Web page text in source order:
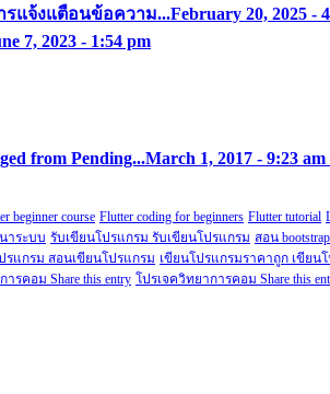
รแจ้งแตือนข้อความ...February 20, 2025 -
7, 2023 - 1:54 pm
from Pending...March 1, 2017 - 9:23
beginner course Flutter coding for beginners Flutter tutorial
าระบบ รับเขียนโปรแกรม รับเขียนโปรแกรม สอน bootstrap
รแกรม สอนเขียนโปรแกรม เขียนโปรแกรมราคาถูก เขียน
รคอม Share this entry โปรเจควิทยาการคอม Share this